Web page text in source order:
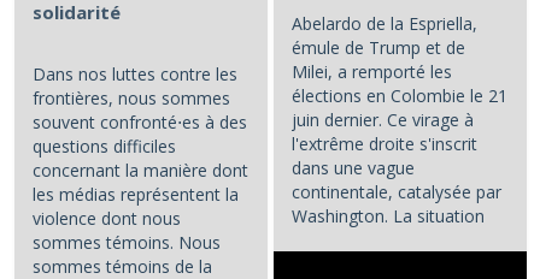
solidarité
Dans nos luttes contre les
frontières, nous sommes
souvent confronté⋅es à des
questions difficiles
concernant la manière dont
les médias représentent la
violence dont nous
sommes témoins. Nous
sommes témoins de la
Abelardo de la Espriella,
émule de Trump et de
Milei, a remporté les
élections en Colombie le 21
juin dernier. Ce virage à
l'extrême droite s'inscrit
dans une vague
continentale, catalysée par
Washington. La situation